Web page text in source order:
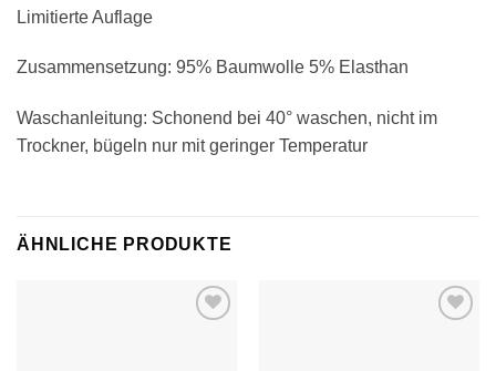
Limitierte Auflage
Zusammensetzung: 95% Baumwolle 5% Elasthan
Waschanleitung: Schonend bei 40° waschen, nicht im
Trockner, bügeln nur mit geringer Temperatur
ÄHNLICHE PRODUKTE